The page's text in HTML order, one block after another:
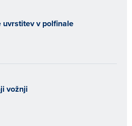
uvrstitev v polfinale
vožnji